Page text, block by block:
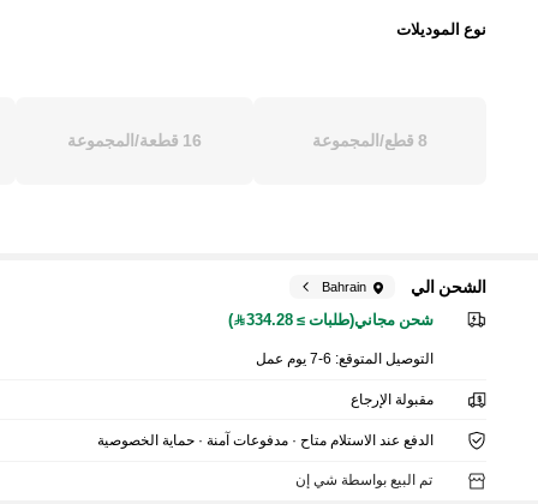
نوع الموديلات
8 قطع/المجموعة 16 قطعة/المجموعة
الشحن الي Bahrain
شحن مجاني(طلبات ≥ 334.28)
التوصيل المتوقع: 6-7 يوم عمل
مقبولة الإرجاع
الدفع عند الاستلام متاح · مدفوعات آمنة · حماية الخصوصية
تم البيع بواسطة شي إن